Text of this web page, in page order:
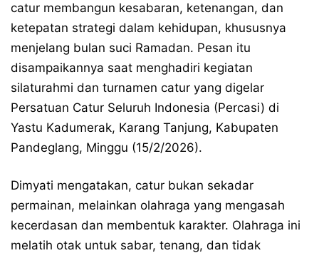
catur membangun kesabaran, ketenangan, dan
ketepatan strategi dalam kehidupan, khususnya
menjelang bulan suci Ramadan. Pesan itu
disampaikannya saat menghadiri kegiatan
silaturahmi dan turnamen catur yang digelar
Persatuan Catur Seluruh Indonesia (Percasi) di
Yastu Kadumerak, Karang Tanjung, Kabupaten
Pandeglang, Minggu (15/2/2026).
Dimyati mengatakan, catur bukan sekadar
permainan, melainkan olahraga yang mengasah
kecerdasan dan membentuk karakter. Olahraga ini
melatih otak untuk sabar, tenang, dan tidak